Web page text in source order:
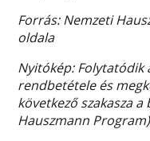
Forrás: Nemzeti
oldala
Nyitókép:
rendbetétele és
következő szakasza
Hauszmann Program)